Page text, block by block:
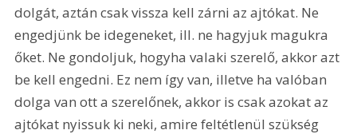
dolgát, aztán csak vissza kell zárni az ajtókat. Ne
engedjünk be idegeneket, ill. ne hagyjuk magukra
őket. Ne gondoljuk, hogyha valaki szerelő, akkor azt
be kell engedni. Ez nem így van, illetve ha valóban
dolga van ott a szerelőnek, akkor is csak azokat az
ajtókat nyissuk ki neki, amire feltétlenül szükség